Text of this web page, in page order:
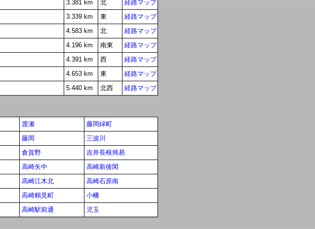
3.381 km 北
経路マップ
3.339 km 東
経路マップ
4.583 km 北
経路マップ
4.196 km 南東
経路マップ
4.391 km 西
経路マップ
4.653 km 東
経路マップ
5.440 km 北西 経路マップ
渡瀬
藤岡緑町
藤岡
三波川
倉賀野
吉井長根簡易
高崎矢中
高崎新後閑
高崎江木北
高崎石原南
高崎鶴見町
小幡
高崎駅前通 児玉